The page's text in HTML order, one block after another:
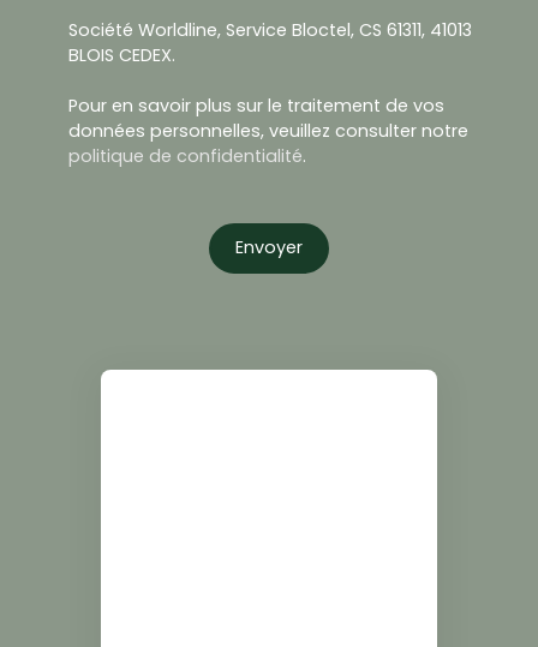
Société Worldline, Service Bloctel, CS 61311, 41013
BLOIS CEDEX.
Pour en savoir plus sur le traitement de vos
données personnelles, veuillez consulter notre
politique de confidentialité.
Envoyer